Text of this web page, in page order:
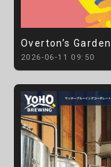
Overton’s Garden
2026-06-11 09:50